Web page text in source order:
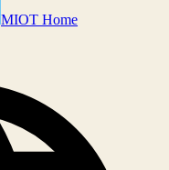
MIOT Home